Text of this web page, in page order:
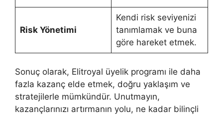
Risk Yönetimi
Kendi risk seviyenizi
tanımlamak ve buna
göre hareket etmek.
Sonuç olarak, Elitroyal üyelik programı ile daha
fazla kazanç elde etmek, doğru yaklaşım ve
stratejilerle mümkündür. Unutmayın,
kazançlarınızı artırmanın yolu, ne kadar bilinçli